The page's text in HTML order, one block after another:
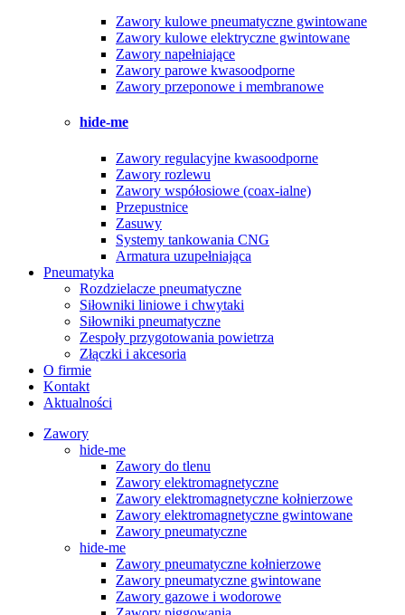
Zawory kulowe pneumatyczne gwintowane
Zawory kulowe elektryczne gwintowane
Zawory napełniające
Zawory parowe kwasoodporne
Zawory przeponowe i membranowe
hide-me
Zawory regulacyjne kwasoodporne
Zawory rozlewu
Zawory współosiowe (coax-ialne)
Przepustnice
Zasuwy
Systemy tankowania CNG
Armatura uzupełniająca
Pneumatyka
Rozdzielacze pneumatyczne
Siłowniki liniowe i chwytaki
Siłowniki pneumatyczne
Zespoły przygotowania powietrza
Złączki i akcesoria
O firmie
Kontakt
Aktualności
Zawory
hide-me
Zawory do tlenu
Zawory elektromagnetyczne
Zawory elektromagnetyczne kołnierzowe
Zawory elektromagnetyczne gwintowane
Zawory pneumatyczne
hide-me
Zawory pneumatyczne kołnierzowe
Zawory pneumatyczne gwintowane
Zawory gazowe i wodorowe